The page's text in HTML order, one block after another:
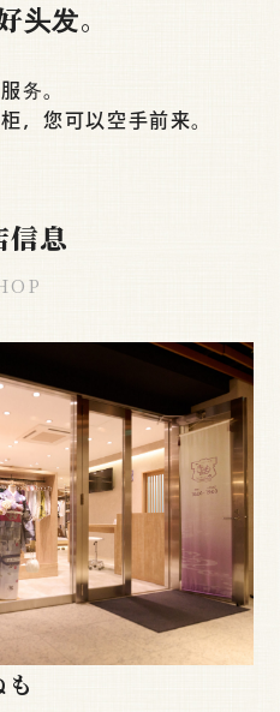
头发。
务。
，您可以空手前来。
信息